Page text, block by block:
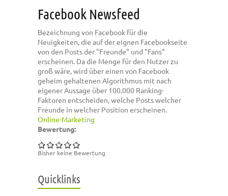
Facebook Newsfeed
Bezeichnung von Facebook für die
Neuigkeiten, die auf der eignen Facebookseite
von den Posts der "Freunde" und "Fans"
erscheinen. Da die Menge für den Nutzer zu
groß wäre, wird über einen von Facebook
geheim gehaltenen Algorithmus mit nach
eigener Aussage über 100.000 Ranking-
Faktoren entscheiden, welche Posts welcher
Freunde in welcher Position erscheinen.
Online-Marketing
Bewertung:
Bisher keine Bewertung
Quicklinks